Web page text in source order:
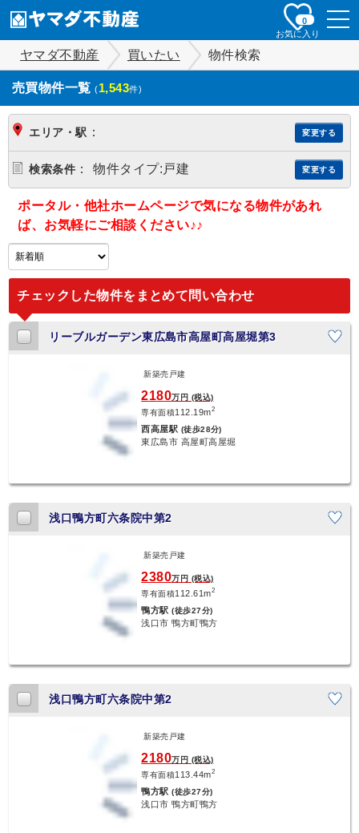
お気に入り
0
ヤマダ不動産 買いたい 物件検索
売買物件一覧 (1,543件)
エリア・駅 ： 変更する
検索条件 ： 物件タイプ:戸建 変更する
ポータル・他社ホームページで気になる物件があれ
ば、お気軽にご相談ください♪♪
チェックした物件をまとめて問い合わせ
リーブルガーデン東広島市高屋町高屋堀第3
新築売戸建
2180万円 (税込)
専有面積112.19m2
西高屋駅 (徒歩28分)
東広島市 高屋町高屋堀
浅口鴨方町六条院中第2
新築売戸建
2380万円 (税込)
専有面積112.61m2
鴨方駅(徒歩27分)
浅口市 鴨方町鴨方
浅口鴨方町六条院中第2
新築売戸建
2180万円 (税込)
専有面積113.44m2
鴨方駅(徒歩27分)
浅口市 鴨方町鴨方